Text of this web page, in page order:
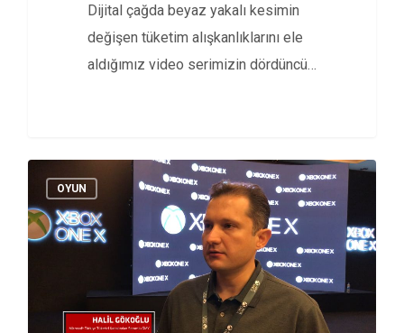
Dijital çağda beyaz yakalı kesimin
değişen tüketim alışkanlıklarını ele
aldığımız video serimizin dördüncü
OYUN